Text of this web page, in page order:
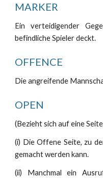
MARKER
Ein verteidigender
befindliche Spieler deckt.
OFFENCE
Die angreifende
OPEN
(Bezieht sich auf eine
(i) Die Offene Seite, zu
gemacht werden kann.
(ii) Manchmal ein